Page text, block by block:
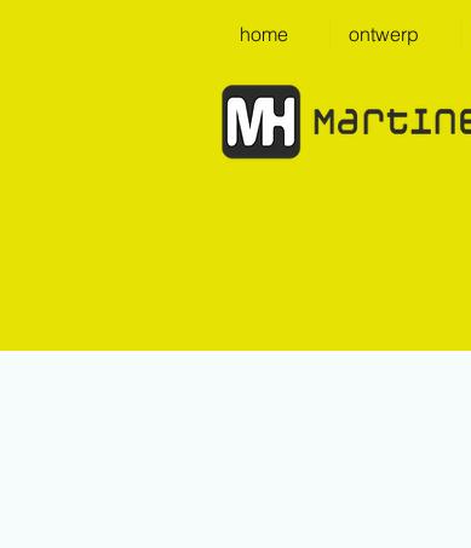
home ontwerp